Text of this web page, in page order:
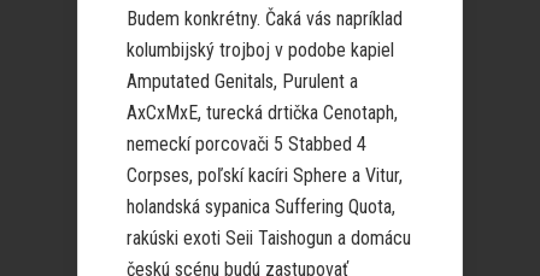
Budem konkrétny. Čaká vás napríklad
kolumbijský trojboj v podobe kapiel
Amputated Genitals, Purulent a
AxCxMxE, turecká drtička Cenotaph,
nemeckí porcovači 5 Stabbed 4
Corpses, poľskí kacíri Sphere a Vitur,
holandská sypanica Suffering Quota,
rakúski exoti Seii Taishogun a domácu
českú scénu budú zastupovať